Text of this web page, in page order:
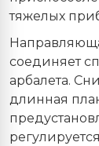
тяжелых
соединяет
арбалета.
длинная